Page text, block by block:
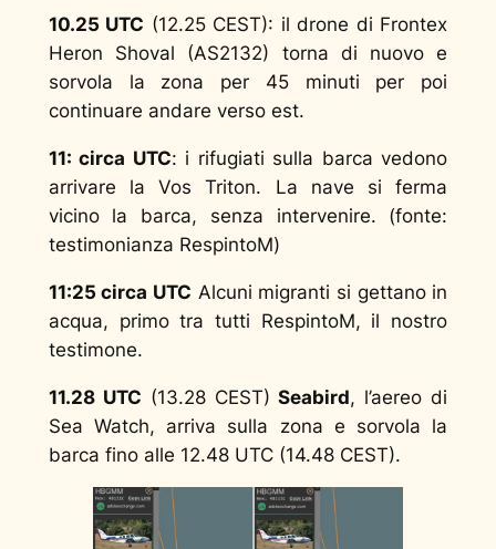
10.25 UTC (12.25 CEST): il drone di Frontex
Heron Shoval (AS2132) torna di nuovo e
sorvola la zona per 45 minuti per poi
continuare andare verso est.
11: circa UTC: i rifugiati sulla barca vedono
arrivare la Vos Triton. La nave si ferma
vicino la barca, senza intervenire. (fonte:
testimonianza RespintoM)
11:25 circa UTC Alcuni migranti si gettano in
acqua, primo tra tutti RespintoM, il nostro
testimone.
11.28 UTC (13.28 CEST)Seabird, l’aereo di
Sea Watch, arriva sulla zona e sorvola la
barca fino alle 12.48 UTC (14.48 CEST).